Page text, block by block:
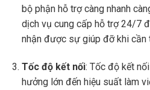
bộ phận hỗ trợ càng nhanh
dịch vụ cung cấp hỗ trợ 24/7
nhận được sự giúp đỡ khi cần
Tốc độ kết nối: Tốc độ kết
hưởng lớn đến hiệu suất làm